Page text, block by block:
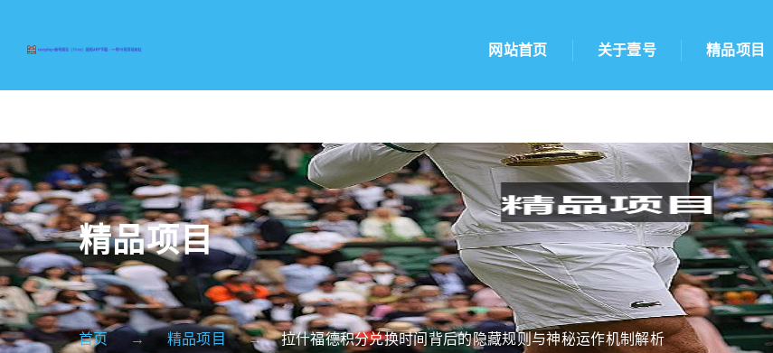
网站首页 关于壹号 精品项目
精品项目
首页 精品项目 拉什福德积分兑换时间背后的隐藏规则与神秘运作机制解析